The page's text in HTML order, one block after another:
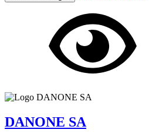
DANONE SA